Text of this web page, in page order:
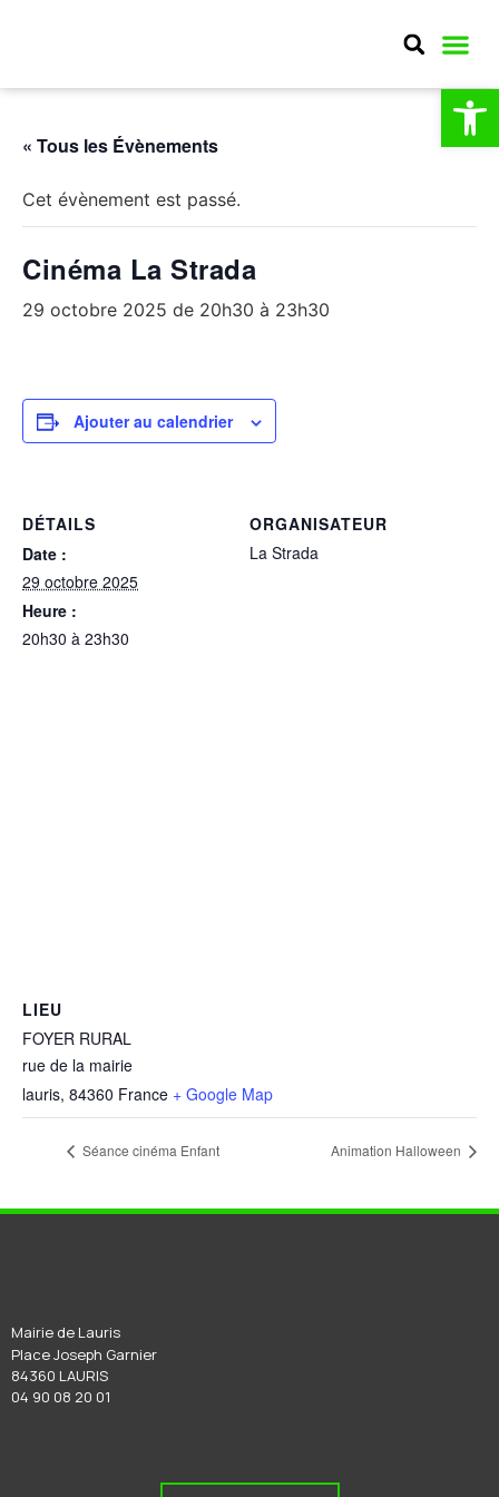
« Tous les Évènements
Cet évènement est passé.
Cinéma La Strada
29 octobre 2025 de 20h30 à 23h30
Ajouter au calendrier
DÉTAILS
Date :
29 octobre 2025
Heure :
20h30 à 23h30
ORGANISATEUR
La Strada
LIEU
FOYER RURAL
rue de la mairie
lauris, 84360 France + Google Map
Séance cinéma Enfant Animation Halloween
Mairie de Lauris
Place Joseph Garnier
84360 LAURIS
04 90 08 20 01